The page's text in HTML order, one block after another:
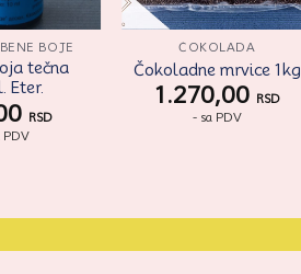
BOJE
tečna
Eter.
RSD
PDV
ČOKOLADA
Čokoladne mrvice 1kg
1.270,00 RSD
- sa PDV